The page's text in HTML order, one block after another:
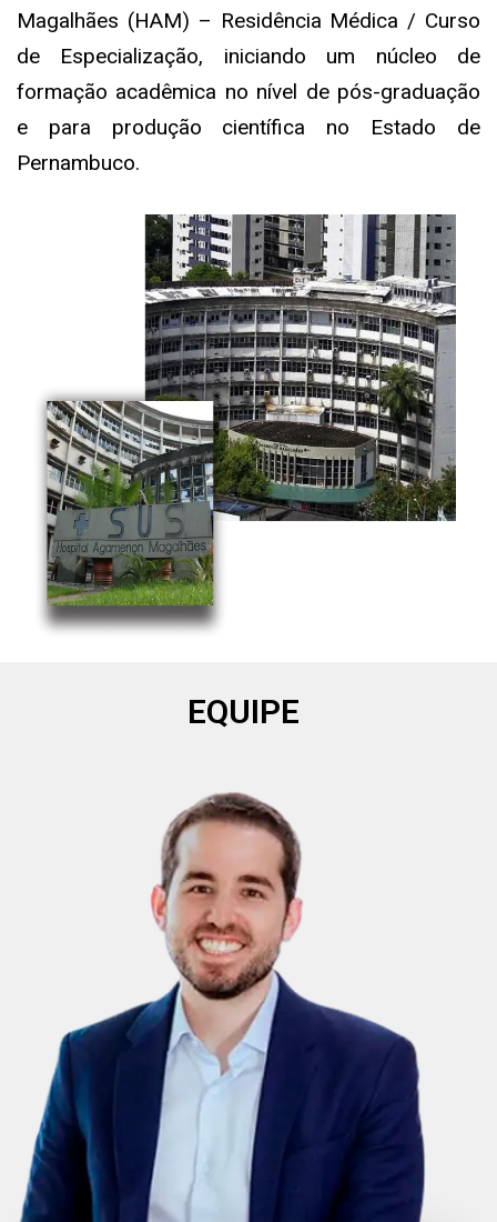
Magalhães (HAM) – Residência Médica / Curso
de Especialização, iniciando um núcleo de
formação acadêmica no nível de pós-graduação
e para produção científica no Estado de
Pernambuco.
EQUIPE